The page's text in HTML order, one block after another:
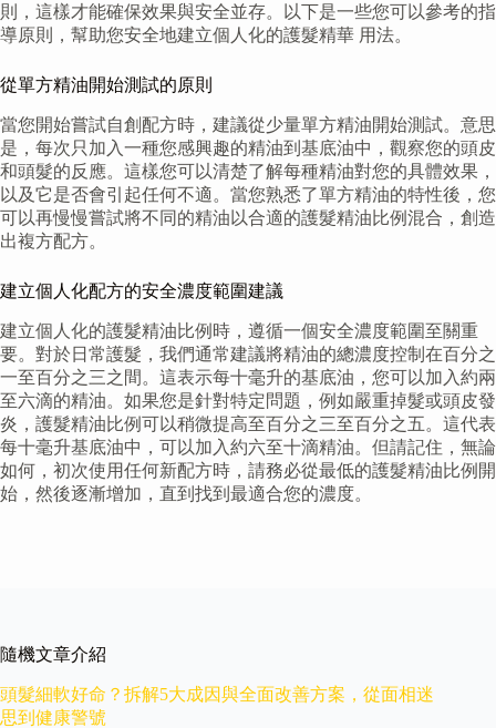
則，這樣才能確保效果與安全並存。以下是一些您可以參考的指
導原則，幫助您安全地建立個人化的護髮精華 用法。
從單方精油開始測試的原則
當您開始嘗試自創配方時，建議從少量單方精油開始測試。意思
是，每次只加入一種您感興趣的精油到基底油中，觀察您的頭皮
和頭髮的反應。這樣您可以清楚了解每種精油對您的具體效果，
以及它是否會引起任何不適。當您熟悉了單方精油的特性後，您
可以再慢慢嘗試將不同的精油以合適的護髮精油比例混合，創造
出複方配方。
建立個人化配方的安全濃度範圍建議
建立個人化的護髮精油比例時，遵循一個安全濃度範圍至關重
要。對於日常護髮，我們通常建議將精油的總濃度控制在百分之
一至百分之三之間。這表示每十毫升的基底油，您可以加入約兩
至六滴的精油。如果您是針對特定問題，例如嚴重掉髮或頭皮發
炎，護髮精油比例可以稍微提高至百分之三至百分之五。這代表
每十毫升基底油中，可以加入約六至十滴精油。但請記住，無論
如何，初次使用任何新配方時，請務必從最低的護髮精油比例開
始，然後逐漸增加，直到找到最適合您的濃度。
隨機文章介紹
頭髮細軟好命？拆解5大成因與全面改善方案，從面相迷
思到健康警號